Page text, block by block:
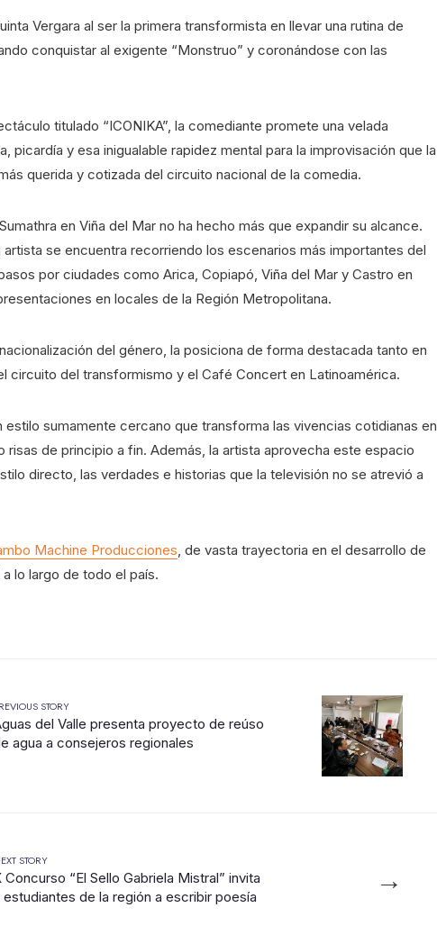
Vergara al ser la primera transformista en llevar una rutina de
conquistar al exigente “Monstruo” y coronándose con las
titulado “ICONIKA”, la comediante promete una velada
picardía y esa inigualable rapidez mental para la improvisación que la
querida y cotizada del circuito nacional de la comedia.
en Viña del Mar no ha hecho más que expandir su alcance.
se encuentra recorriendo los escenarios más importantes del
por ciudades como Arica, Copiapó, Viña del Mar y Castro en
en locales de la Región Metropolitana.
del género, la posiciona de forma destacada tanto en
circuito del transformismo y el Café Concert en Latinoamérica.
estilo sumamente cercano que transforma las vivencias cotidianas en
risas de principio a fin. Además, la artista aprovecha este espacio
directo, las verdades e historias que la televisión no se atrevió a
Machine Producciones , de vasta trayectoria en el desarrollo de
lo largo de todo el país.
STORY
del Valle presenta proyecto de reúso
agua a consejeros regionales
→
STORY
Concurso “El Sello Gabriela Mistral” invita
estudiantes de la región a escribir poesía